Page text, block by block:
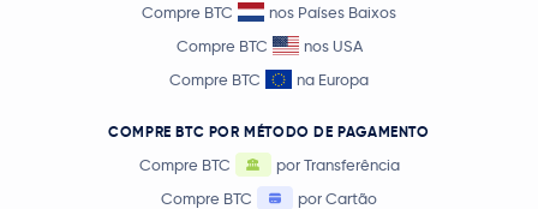
Compre BTC
nos Países Baixos
Compre BTC
nos USA
Compre BTC
na Europa
COMPRE BTC POR MÉTODO DE PAGAMENTO
Compre BTC
por Transferência
Compre BTC
por Cartão